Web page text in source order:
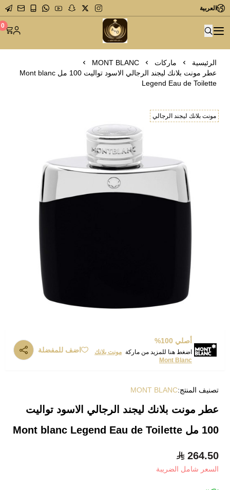
العربية
متجر عاشق العطور 0
الرئيسية ماركات
MONT BLANC
عطر مونت بلانك ليجند الرجالي الاسود تواليت 100 مل Mont blanc
Legend Eau de Toilette
مونت بلانك ليجند الرجالي
أصلي 100%
اضغط هنا للمزيد من ماركة مونت بلانك
Mont Blanc
اضف للمفضلة
تصنيف المنتج:MONT BLANC
عطر مونت بلانك ليجند الرجالي الاسود تواليت
100 مل Mont blanc Legend Eau de Toilette
264.50
السعر شامل الضريبة